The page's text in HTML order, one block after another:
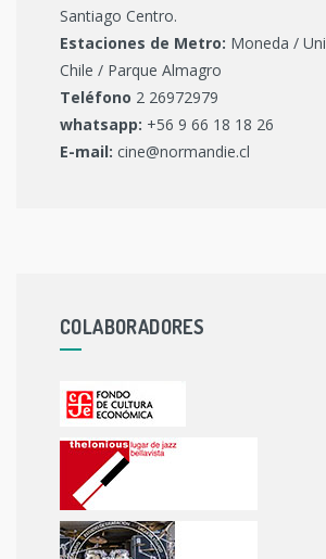
Santiago Centro.
Estaciones de Metro: Moneda /
Chile / Parque Almagro
Teléfono 2 26972979
whatsapp: +56 9 66 18 18 26
E-mail: cine@normandie.cl
COLABORADORES